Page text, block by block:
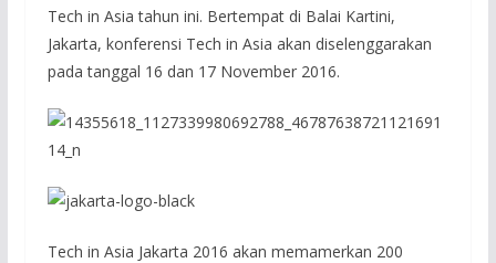
Tech in Asia tahun ini. Bertempat di Balai Kartini,
Jakarta, konferensi Tech in Asia akan diselenggarakan
pada tanggal 16 dan 17 November 2016.
Tech in Asia Jakarta 2016 akan memamerkan 200